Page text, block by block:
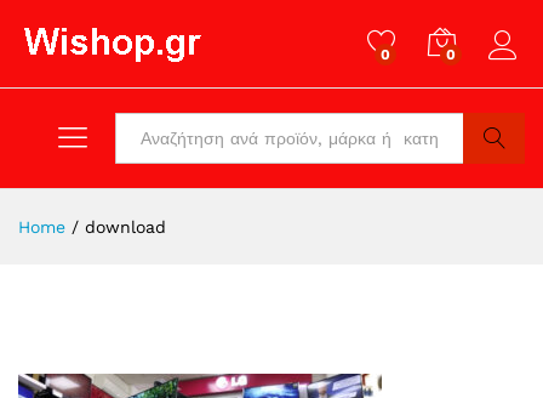
0 0
Search
Home / download